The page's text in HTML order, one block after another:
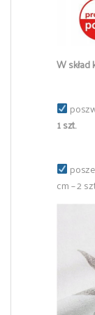
W
1 szt.
cm – 2